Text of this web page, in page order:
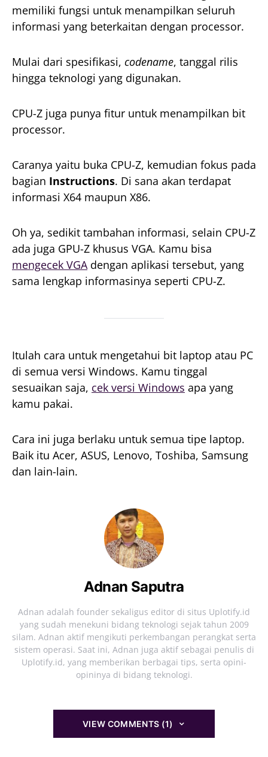
memiliki fungsi untuk menampilkan seluruh
informasi yang beterkaitan dengan processor.
Mulai dari spesifikasi, codename, tanggal rilis
hingga teknologi yang digunakan.
CPU-Z juga punya fitur untuk menampilkan bit
processor.
Caranya yaitu buka CPU-Z, kemudian fokus pada
bagian Instructions. Di sana akan terdapat
informasi X64 maupun X86.
Oh ya, sedikit tambahan informasi, selain CPU-Z
ada juga GPU-Z khusus VGA. Kamu bisa
mengecek VGAdengan aplikasi tersebut, yang
sama lengkap informasinya seperti CPU-Z.
Itulah cara untuk mengetahui bit laptop atau PC
di semua versi Windows. Kamu tinggal
sesuaikan saja, cek versi Windows apa yang
kamu pakai.
Cara ini juga berlaku untuk semua tipe laptop.
Baik itu Acer, ASUS, Lenovo, Toshiba, Samsung
dan lain-lain.
Adnan Saputra
Adnan adalah founder sekaligus editor di situs Uplotify.id
yang sudah menekuni bidang teknologi sejak tahun 2009
silam. Adnan aktif mengikuti perkembangan perangkat serta
sistem operasi. Saat ini, Adnan juga aktif sebagai penulis di
Uplotify.id, yang memberikan berbagai tips, serta opini-
opininya di bidang teknologi.
VIEW COMMENTS (1)